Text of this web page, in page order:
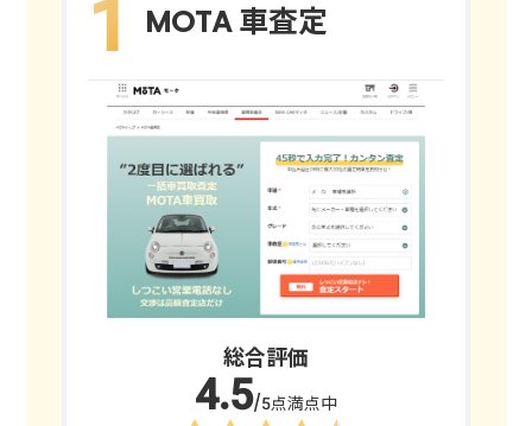
MOTA 車査定
総合評価
/5点満点中